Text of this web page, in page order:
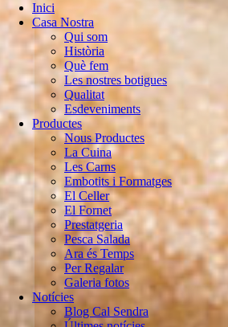
Inici
Casa Nostra
Qui som
Història
Què fem
Les nostres botigues
Qualitat
Esdeveniments
Productes
Nous Productes
La Cuina
Les Carns
Embotits i Formatges
El Celler
El Fornet
Prestatgeria
Pesca Salada
Ara és Temps
Per Regalar
Galeria fotos
Notícies
Blog Cal Sendra